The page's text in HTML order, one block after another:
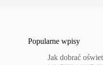
Popularne wpisy
Jak dobrać